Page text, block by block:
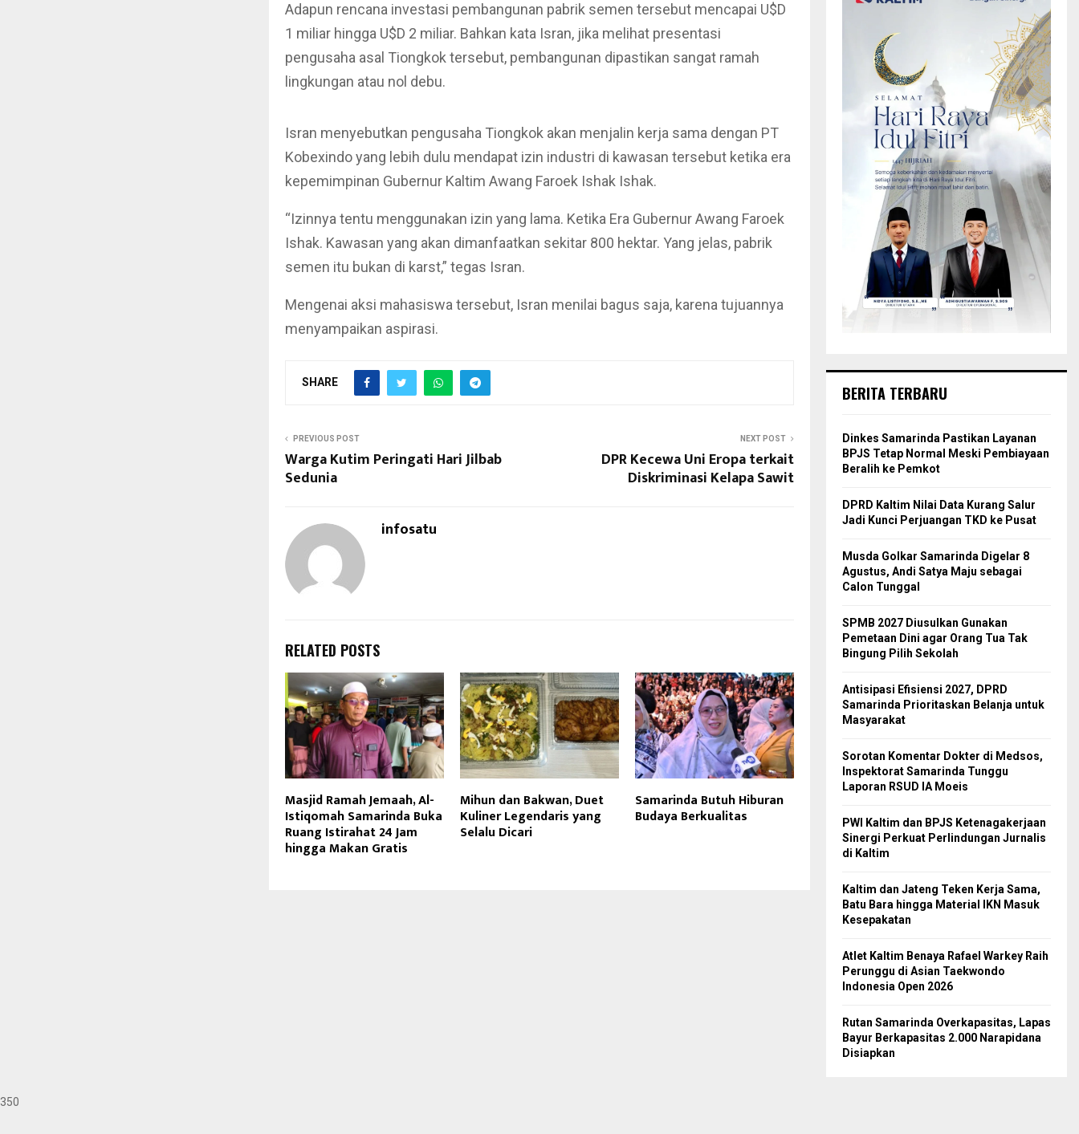
Adapun rencana investasi pembangunan pabrik semen tersebut mencapai U$D
1 miliar hingga U$D 2 miliar. Bahkan kata Isran, jika melihat presentasi
pengusaha asal Tiongkok tersebut, pembangunan dipastikan sangat ramah
lingkungan atau nol debu.
Isran menyebutkan pengusaha Tiongkok akan menjalin kerja sama dengan PT
Kobexindo yang lebih dulu mendapat izin industri di kawasan tersebut ketika era
kepemimpinan Gubernur Kaltim Awang Faroek Ishak Ishak.
“Izinnya tentu menggunakan izin yang lama. Ketika Era Gubernur Awang Faroek
Ishak. Kawasan yang akan dimanfaatkan sekitar 800 hektar. Yang jelas, pabrik
semen itu bukan di karst,” tegas Isran.
Mengenai aksi mahasiswa tersebut, Isran menilai bagus saja, karena tujuannya
menyampaikan aspirasi.
SHARE
PREVIOUS POST
Warga Kutim Peringati Hari Jilbab
Sedunia
NEXT POST
DPR Kecewa Uni Eropa terkait
Diskriminasi Kelapa Sawit
infosatu
RELATED POSTS
Masjid Ramah Jemaah, Al-
Istiqomah Samarinda Buka
Ruang Istirahat 24 Jam
hingga Makan Gratis
Mihun dan Bakwan, Duet
Kuliner Legendaris yang
Selalu Dicari
Samarinda Butuh Hiburan
Budaya Berkualitas
BERITA TERBARU
Dinkes Samarinda Pastikan Layanan
BPJS Tetap Normal Meski Pembiayaan
Beralih ke Pemkot
DPRD Kaltim Nilai Data Kurang Salur
Jadi Kunci Perjuangan TKD ke Pusat
Musda Golkar Samarinda Digelar 8
Agustus, Andi Satya Maju sebagai
Calon Tunggal
SPMB 2027 Diusulkan Gunakan
Pemetaan Dini agar Orang Tua Tak
Bingung Pilih Sekolah
Antisipasi Efisiensi 2027, DPRD
Samarinda Prioritaskan Belanja untuk
Masyarakat
Sorotan Komentar Dokter di Medsos,
Inspektorat Samarinda Tunggu
Laporan RSUD IA Moeis
PWI Kaltim dan BPJS Ketenagakerjaan
Sinergi Perkuat Perlindungan Jurnalis
di Kaltim
Kaltim dan Jateng Teken Kerja Sama,
Batu Bara hingga Material IKN Masuk
Kesepakatan
Atlet Kaltim Benaya Rafael Warkey Raih
Perunggu di Asian Taekwondo
Indonesia Open 2026
Rutan Samarinda Overkapasitas, Lapas
Bayur Berkapasitas 2.000 Narapidana
Disiapkan
350